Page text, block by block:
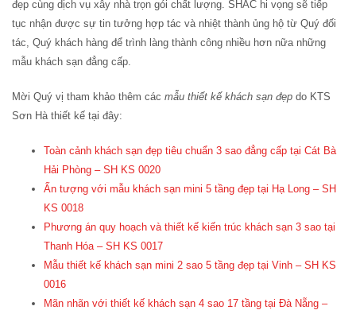
đẹp cùng dịch vụ xây nhà trọn gói chất lượng. SHAC hi vọng sẽ tiếp
tục nhận được sự tin tưởng hợp tác và nhiệt thành ủng hộ từ Quý đối
tác, Quý khách hàng để trình làng thành công nhiều hơn nữa những
mẫu khách sạn đẳng cấp.
Mời Quý vị tham khảo thêm các mẫu thiết kế khách sạn đẹp do KTS
Sơn Hà thiết kế tại đây:
Toàn cảnh khách sạn đẹp tiêu chuẩn 3 sao đẳng cấp tại Cát Bà
Hải Phòng – SH KS 0020
Ấn tượng với mẫu khách sạn mini 5 tầng đẹp tại Hạ Long – SH
KS 0018
Phương án quy hoạch và thiết kế kiến trúc khách sạn 3 sao tại
Thanh Hóa – SH KS 0017
Mẫu thiết kế khách sạn mini 2 sao 5 tầng đẹp tại Vinh – SH KS
0016
Mãn nhãn với thiết kế khách sạn 4 sao 17 tầng tại Đà Nẵng –